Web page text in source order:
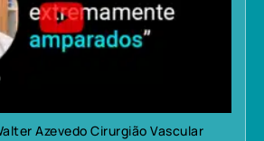
Azevedo Cirurgião Vascular